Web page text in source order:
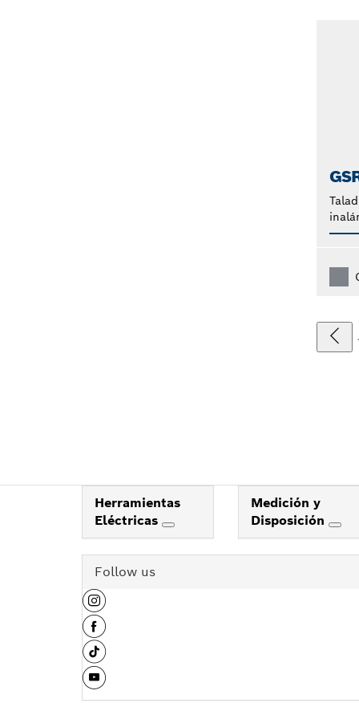
Herramientas
Eléctricas
Medición y
Disposición
Follow us